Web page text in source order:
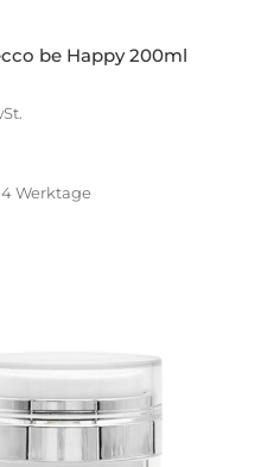
be Happy 200ml
Werktage